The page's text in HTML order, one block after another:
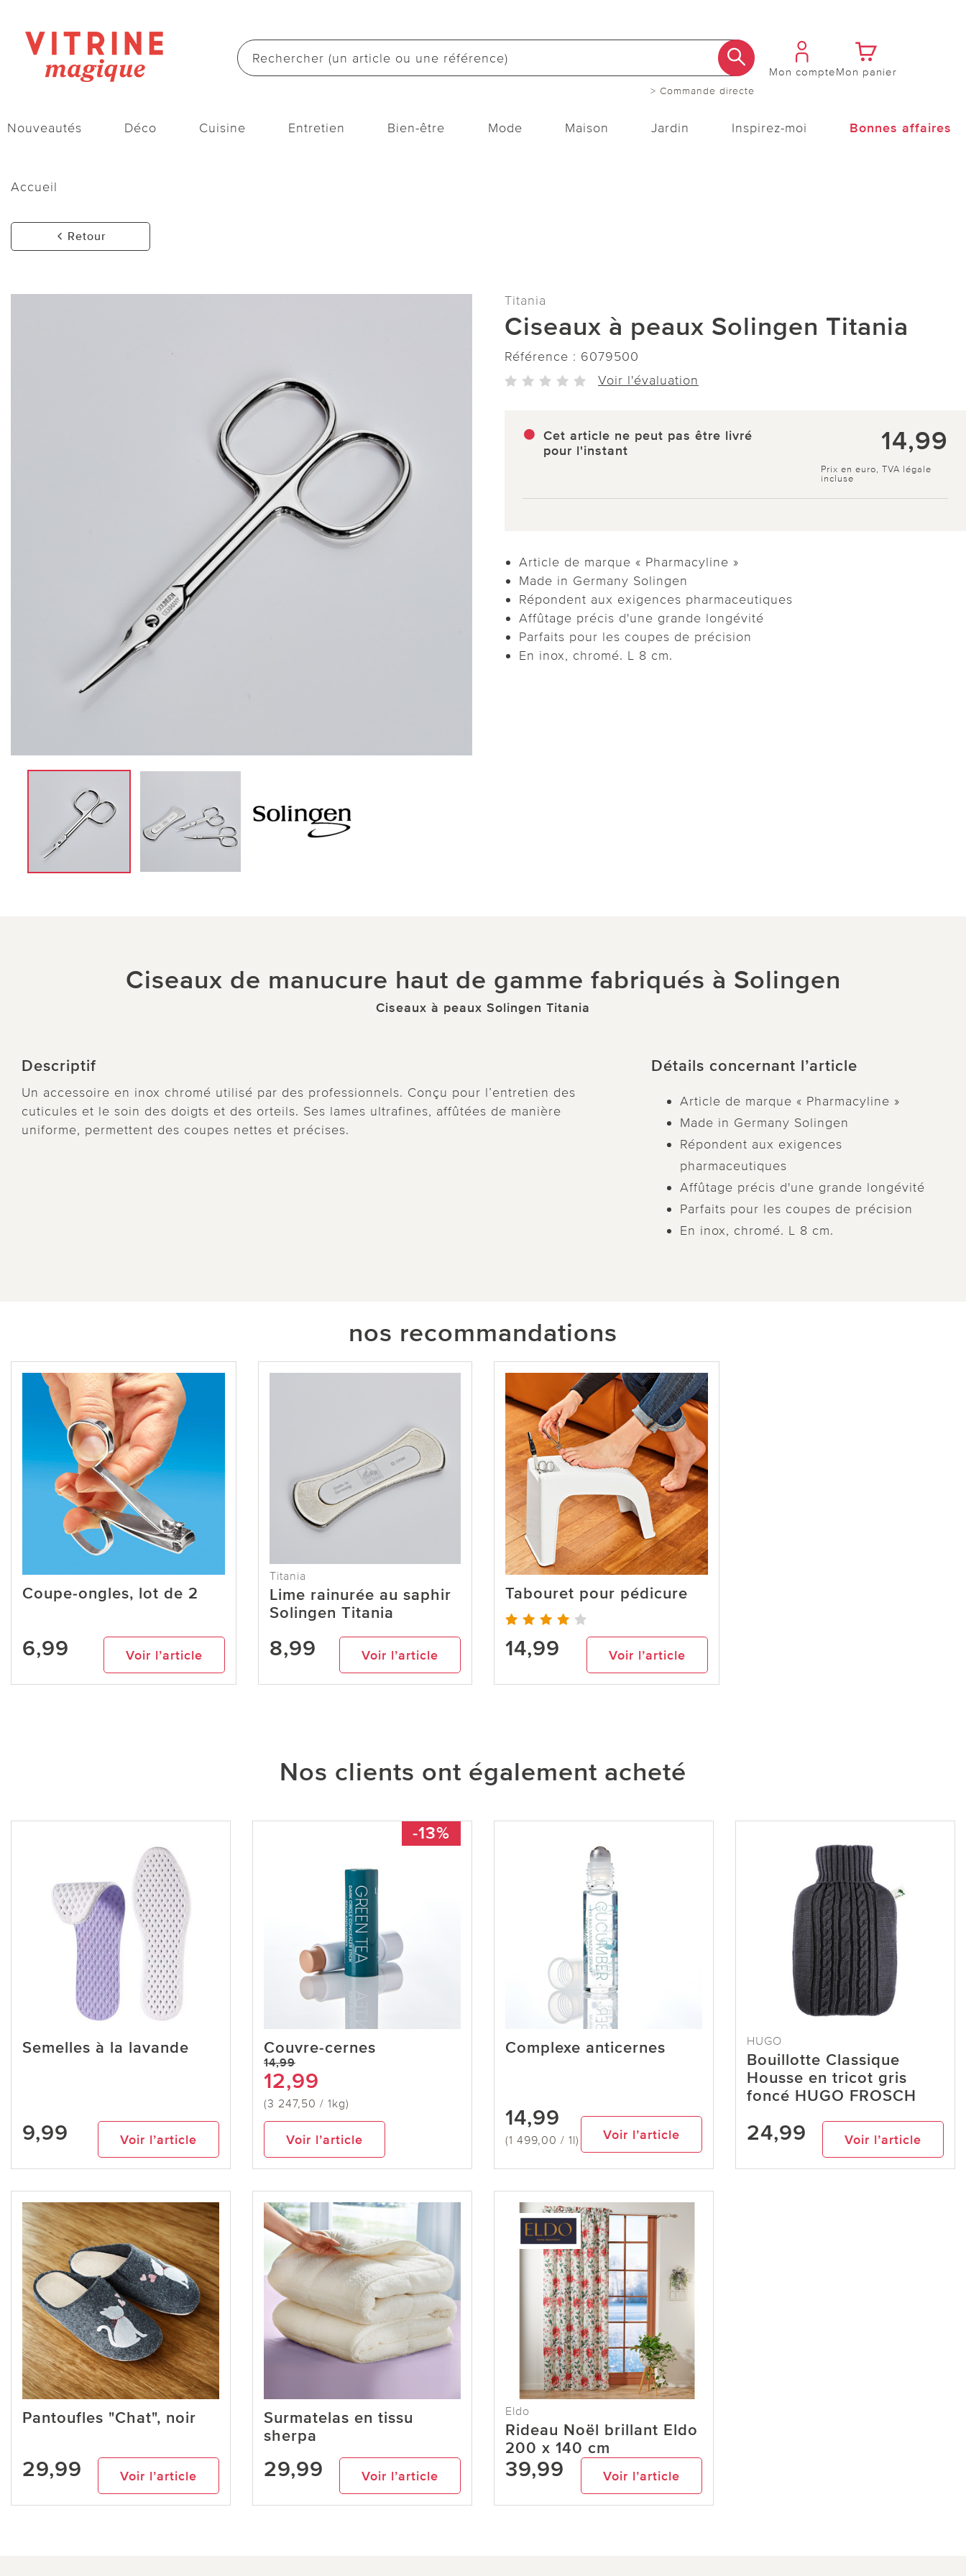
> Commande directe
Mon compteMon panier
Nouveautés Déco Cuisine Entretien Bien-être Mode Maison Jardin Inspirez-moi Bonnes affaires
Accueil
Retour
Titania
Ciseaux à peaux Solingen Titania
Référence : 6079500
Voir l'évaluation
Cet article ne peut pas être livré
pour l'instant
14,99
Prix en euro, TVA légale
incluse
Article de marque « Pharmacyline »
Made in Germany Solingen
Répondent aux exigences pharmaceutiques
Affûtage précis d'une grande longévité
Parfaits pour les coupes de précision
En inox, chromé. L 8 cm.
Ciseaux de manucure haut de gamme fabriqués à Solingen
Ciseaux à peaux Solingen Titania
Descriptif
Un accessoire en inox chromé utilisé par des professionnels. Conçu pour l’entretien des
cuticules et le soin des doigts et des orteils. Ses lames ultrafines, affûtées de manière
uniforme, permettent des coupes nettes et précises.
Détails concernant l’article
Article de marque « Pharmacyline »
Made in Germany Solingen
Répondent aux exigences
pharmaceutiques
Affûtage précis d'une grande longévité
Parfaits pour les coupes de précision
En inox, chromé. L 8 cm.
nos recommandations
Coupe-ongles, lot de 2
6,99 Voir l’article
Titania
Lime rainurée au saphir
Solingen Titania
8,99 Voir l’article
Tabouret pour pédicure
14,99 Voir l’article
Nos clients ont également acheté
Semelles à la lavande
9,99 Voir l’article
-13%
Couvre-cernes
14,99
12,99
(3 247,50 / 1kg)
Voir l’article
Complexe anticernes
14,99
(1 499,00 / 1l) Voir l’article
HUGO
Bouillotte Classique
Housse en tricot gris
foncé HUGO FROSCH
24,99 Voir l’article
Pantoufles "Chat", noir
29,99 Voir l’article
Surmatelas en tissu
sherpa
29,99 Voir l’article
Eldo
Rideau Noël brillant Eldo
200 x 140 cm
39,99 Voir l’article